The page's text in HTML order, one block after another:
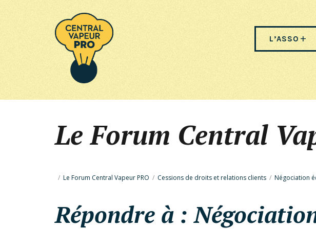
L’ASSO
Le Forum Central
/ Le Forum Central Vapeur PRO / Cessions de droits et relations clients / Négociation
Répondre à :